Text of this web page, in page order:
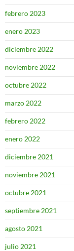
febrero 2023
enero 2023
diciembre 2022
noviembre 2022
octubre 2022
marzo 2022
febrero 2022
enero 2022
diciembre 2021
noviembre 2021
octubre 2021
septiembre 2021
agosto 2021
julio 2021